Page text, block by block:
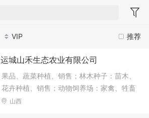
推荐
VIP
运城山禾生态农业有限公司
果品、蔬菜种植、销售；林木种子：苗木、
花卉种植、销售；动物饲养场：家禽、牲畜
养殖、销售；农家乐住宿、餐饮服务（食品
山西